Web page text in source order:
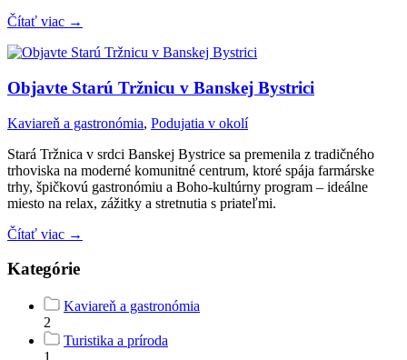
Čítať viac →
Objavte Starú Tržnicu v Banskej Bystrici
Kaviareň a gastronómia, Podujatia v okolí
Stará Tržnica v srdci Banskej Bystrice sa premenila z tradičného
trhoviska na moderné komunitné centrum, ktoré spája farmárske
trhy, špičkovú gastronómiu a Boho-kultúrny program – ideálne
miesto na relax, zážitky a stretnutia s priateľmi.
Čítať viac →
Kategórie
Kaviareň a gastronómia
2
Turistika a príroda